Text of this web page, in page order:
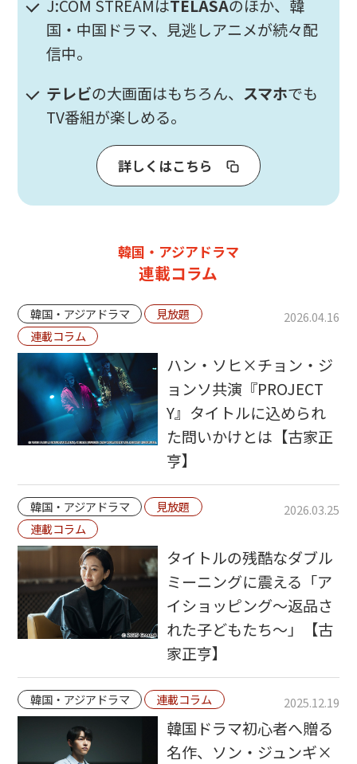
J:COM STREAMはTELASAのほか、韓
国・中国ドラマ、見逃しアニメが続々配
信中。
テレビの大画面はもちろん、 スマホでも
TV番組が楽しめる。
詳しくはこちら
韓国・アジアドラマ
連載コラム
韓国・アジアドラマ
見放題
連載コラム
2026.04.16
ハン・ソヒ×チョン・ジ
ョンソ共演『PROJECT
Y』タイトルに込められ
た問いかけとは【古家正
亨】
韓国・アジアドラマ
見放題
連載コラム
2026.03.25
タイトルの残酷なダブル
ミーニングに震える「ア
イショッピング～返品さ
れた子どもたち～」【古
家正亨】
韓国・アジアドラマ 連載コラム 2025.12.19
韓国ドラマ初心者へ贈る
名作、ソン・ジュンギ×